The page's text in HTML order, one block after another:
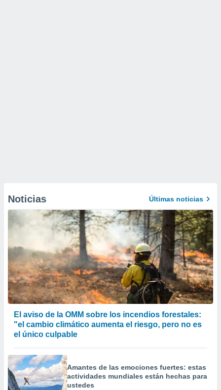
Noticias Últimas noticias
El aviso de la OMM sobre los incendios forestales:
"el cambio climático aumenta el riesgo, pero no es
el único culpable
Amantes de las emociones fuertes: estas
actividades mundiales están hechas para
ustedes